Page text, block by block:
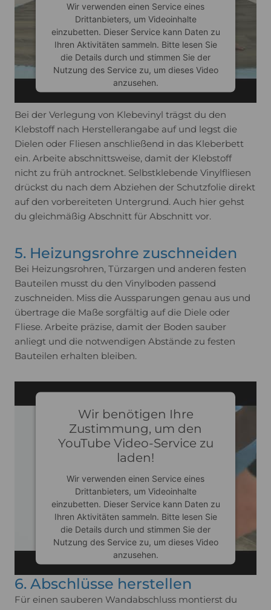
Wir verwenden einen Service eines
Drittanbieters, um Videoinhalte
einzubetten. Dieser Service kann Daten zu
Ihren Aktivitäten sammeln. Bitte lesen Sie
die Details durch und stimmen Sie der
Nutzung des Service zu, um dieses Video
anzusehen.
Mehr Informationen
Akzeptieren
powered by Usercentrics Consent
Management Platform
Bei der Verlegung von Klebevinyl trägst du den
Klebstoff nach Herstellerangabe auf und legst die
Dielen oder Fliesen anschließend in das Kleberbett
ein. Arbeite abschnittsweise, damit der Klebstoff
nicht zu früh antrocknet. Selbstklebende Vinylfliesen
drückst du nach dem Abziehen der Schutzfolie direkt
auf den vorbereiteten Untergrund. Auch hier gehst
du gleichmäßig Abschnitt für Abschnitt vor.
5. Heizungsrohre zuschneiden
Bei Heizungsrohren, Türzargen und anderen festen
Bauteilen musst du den Vinylboden passend
zuschneiden. Miss die Aussparungen genau aus und
übertrage die Maße sorgfältig auf die Diele oder
Fliese. Arbeite präzise, damit der Boden sauber
anliegt und die notwendigen Abstände zu festen
Bauteilen erhalten bleiben.
Wir benötigen Ihre
Zustimmung, um den
YouTube Video-Service zu
laden!
Wir verwenden einen Service eines
Drittanbieters, um Videoinhalte
einzubetten. Dieser Service kann Daten zu
Ihren Aktivitäten sammeln. Bitte lesen Sie
die Details durch und stimmen Sie der
Nutzung des Service zu, um dieses Video
anzusehen.
Mehr Informationen
6. Abschlüsse herstellen
Für einen sauberen Wandabschluss montierst du